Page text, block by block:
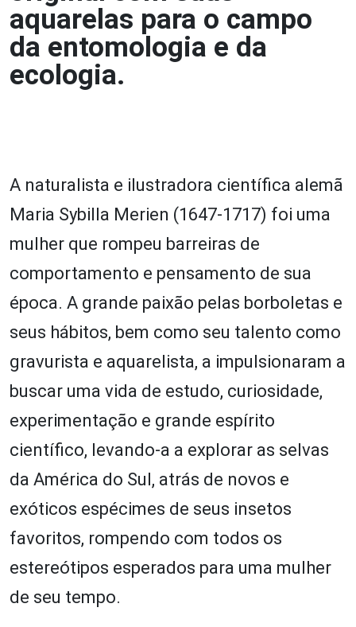
aquarelas para o campo
da entomologia e da
ecologia.
A naturalista e ilustradora científica alemã
Maria Sybilla Merien (1647-1717) foi uma
mulher que rompeu barreiras de
comportamento e pensamento de sua
época. A grande paixão pelas borboletas e
seus hábitos, bem como seu talento como
gravurista e aquarelista, a impulsionaram a
buscar uma vida de estudo, curiosidade,
experimentação e grande espírito
científico, levando-a a explorar as selvas
da América do Sul, atrás de novos e
exóticos espécimes de seus insetos
favoritos, rompendo com todos os
estereótipos esperados para uma mulher
de seu tempo.